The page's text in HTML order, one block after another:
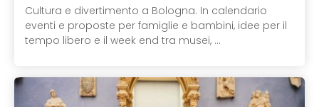
Cultura e divertimento a Bologna. In calendario
eventi e proposte per famiglie e bambini, idee per il
tempo libero e il week end tra musei, ...